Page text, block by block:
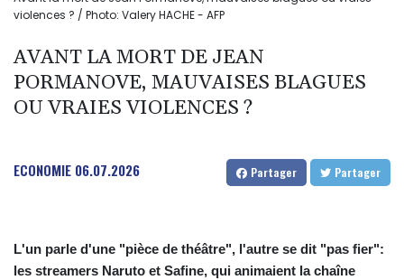
violences ? / Photo: Valery HACHE - AFP
AVANT LA MORT DE JEAN
PORMANOVE, MAUVAISES BLAGUES
OU VRAIES VIOLENCES ?
ECONOMIE 06.07.2026 Partager Partager
L'un parle d'une "pièce de théâtre", l'autre se dit "pas fier":
les streamers Naruto et Safine, qui animaient la chaîne